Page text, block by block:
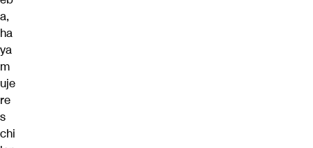
a,
ha
ya
m
uje
re
s
chi